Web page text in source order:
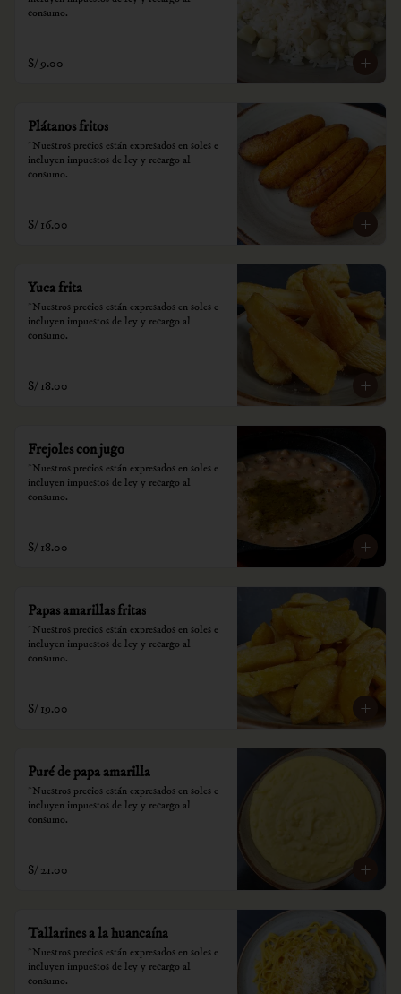
consumo.
S/ 9.00
Plátanos fritos
*Nuestros precios están expresados en soles e
incluyen impuestos de ley y recargo al
consumo.
S/ 16.00
Yuca frita
*Nuestros precios están expresados en soles e
incluyen impuestos de ley y recargo al
consumo.
S/ 18.00
Frejoles con jugo
*Nuestros precios están expresados en soles e
incluyen impuestos de ley y recargo al
consumo.
S/ 18.00
Papas amarillas fritas
*Nuestros precios están expresados en soles e
incluyen impuestos de ley y recargo al
consumo.
S/ 19.00
Puré de papa amarilla
*Nuestros precios están expresados en soles e
incluyen impuestos de ley y recargo al
consumo.
S/ 21.00
Tallarines a la huancaína
*Nuestros precios están expresados en soles e
incluyen impuestos de ley y recargo al
consumo.